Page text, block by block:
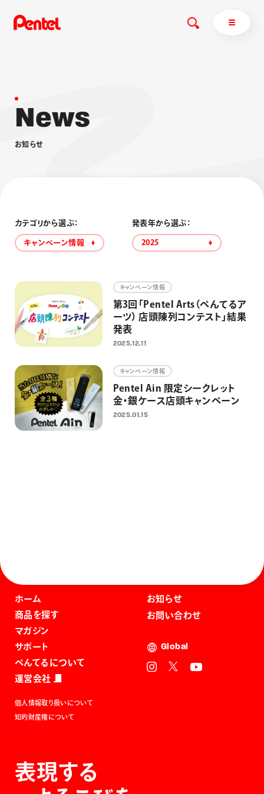
商品を探す
ブラッシュ（筆）
その他
採用情報
運営会社
News
お知 らせ
カテゴリから選ぶ：
キャンペーン情報
発表年から選ぶ：
2025
キャンペーン情報
第3回「Pentel Arts（ぺんてるア
ーツ） 店頭陳列コンテスト」結果
発表
2025.12.11
キャンペーン情報
Pentel Ain 限定シークレット
金・銀ケース店頭キャンペーン
2025.01.15
ホーム
商品を探す
マガジン
サポート
ぺんてるについて
運営会社
お知らせ
お問い合わせ
Global
個人情報取り扱いについて
知的財産権について
表現する